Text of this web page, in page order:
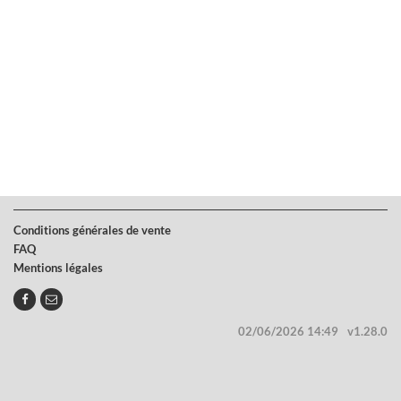
Conditions générales de vente
FAQ
Mentions légales
02/06/2026 14:49 v1.28.0